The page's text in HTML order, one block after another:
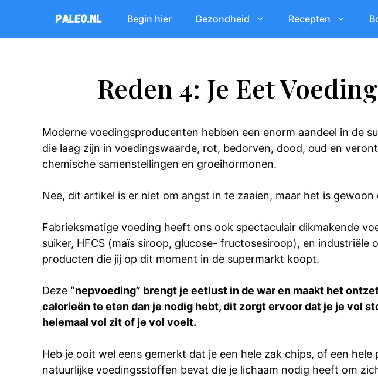
de
Begin hier Gezondheid Recepten
Reden 4: Je Eet
Moderne voedingsproducenten hebben een enorm aandeel in de
die laag zijn in voedingswaarde, rot, bedorven, dood, oud en
chemische samenstellingen en groeihormonen.
Nee, dit artikel is er niet om angst in te zaaien, maar het is gewoon
Fabrieksmatige voeding heeft ons ook spectaculair dikmakende
suiker, HFCS (maïs siroop, glucose- fructosesiroop), en industriële
producten die jij op dit moment in de supermarkt koopt.
Deze “nepvoeding” brengt je eetlust in de war en maakt het
calorieën te eten dan je nodig hebt, dit zorgt ervoor dat je je vol
helemaal vol zit of je vol voelt.
Heb je ooit wel eens gemerkt dat je een hele zak chips, of een
natuurlijke voedingsstoffen bevat die je lichaam nodig heeft om